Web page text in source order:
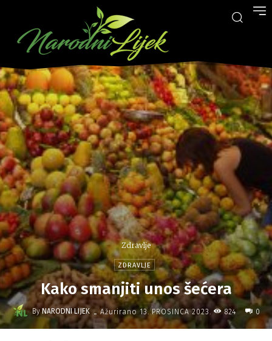
Zdravlje
ZDRAVLJE
Kako smanjiti unos šećera
By NARODNI LIJEK - Ažurirano 13. PROSINCA 2023. 824 0